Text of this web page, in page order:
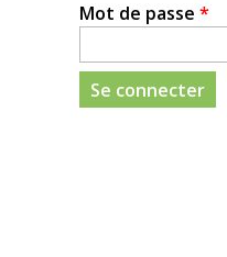
Mot de passe *